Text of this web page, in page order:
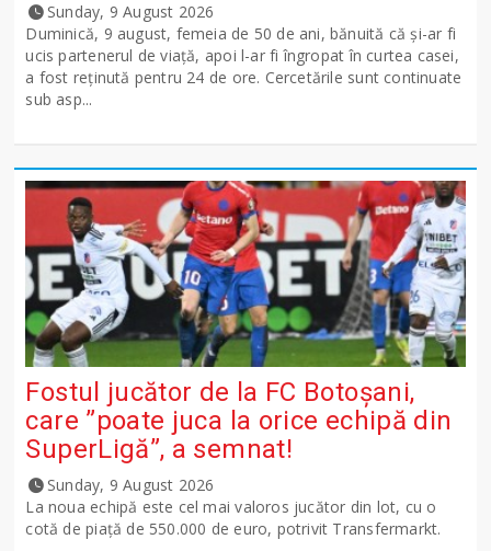
Sunday, 9 August 2026
Duminică, 9 august, femeia de 50 de ani, bănuită că și-ar fi
ucis partenerul de viață, apoi l-ar fi îngropat în curtea casei,
a fost reținută pentru 24 de ore. Cercetările sunt continuate
sub asp...
Fostul jucător de la FC Botoșani,
care ”poate juca la orice echipă din
SuperLigă”, a semnat!
Sunday, 9 August 2026
La noua echipă este cel mai valoros jucător din lot, cu o
cotă de piață de 550.000 de euro, potrivit Transfermarkt.